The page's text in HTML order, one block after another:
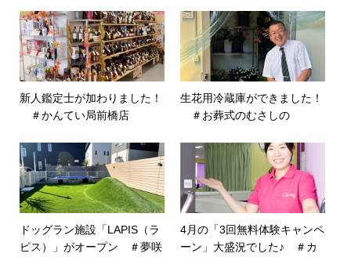
新人鑑定士が加わりました！
＃かんてい局前橋店
生花用冷蔵庫ができました！
＃お葬式のむさしの
ドッグラン施設「LAPIS（ラ
ピス）」がオープン ＃夢咲
4月の「3回無料体験キャンペ
ーン」大盛況でした♪ ＃カ